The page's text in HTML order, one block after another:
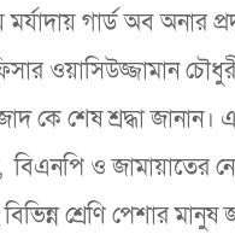
মর্যাদায় গার্ড অব
ওয়াসিউজ্জামান
কে শেষ শ্রদ্ধা
বিএনপি ও জামায়াতের
শ্রেণি পেশার মানুষ